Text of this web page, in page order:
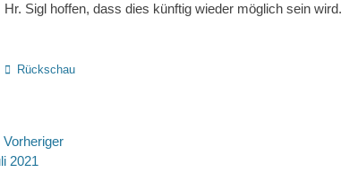
Hr. Sigl hoffen, dass dies künftig wieder möglich sein wird.
Kategorien
Rückschau
2021